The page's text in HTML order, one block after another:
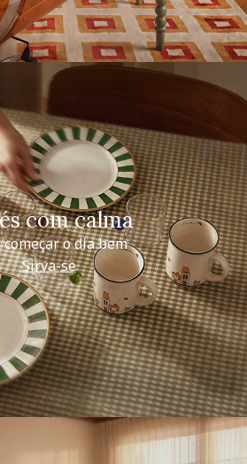
com calma
começar o dia bem
Sirva-se